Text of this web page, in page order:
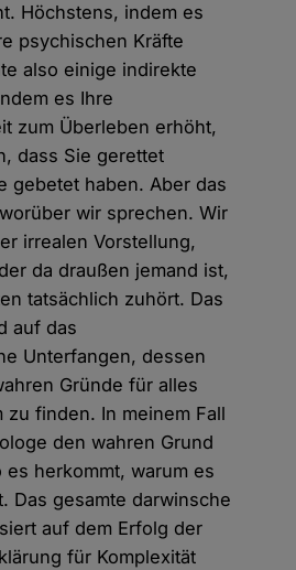
Höchstens, indem es
psychischen Kräfte
also einige indirekte
es Ihre
zum Überleben erhöht,
dass Sie gerettet
gebetet haben. Aber das
wir sprechen. Wir
irrealen Vorstellung,
da draußen jemand ist,
tatsächlich zuhört. Das
auf das
Unterfangen, dessen
Gründe für alles
zu finden. In meinem Fall
den wahren Grund
herkommt, warum es
Das gesamte darwinsche
auf dem Erfolg der
für Komplexität